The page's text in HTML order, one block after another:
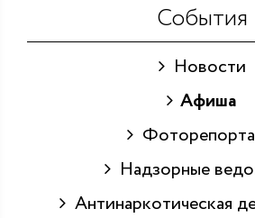
События
Новости
Афиша
Надзорные
Антинаркотическая